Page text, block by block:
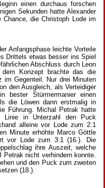
einen durchaus forschen
Sekunden hatte Alexander
die Christoph Lode im
Anfangsphase leichte Vorteile
Drittels etwas besser ins Spiel
Abschluss durch Leon
Konzept brachte das die
im Gegenteil. Nur drei Minuten
den Ausgleich, als Verteidiger
bester Stürmermanier einen
die Löwen dann erstmalig in
Führung. Michal Petrak hatte
Linie in Unterzahl den Puck
alleine vor Lode zum 2:1
Minute erhöhte Marco Göttle
vor Lode zum 3:1 (16.). Die
ihre Auszeit, welche
nicht verhindern konnte.
und den Puck zum zweiten
(18.).